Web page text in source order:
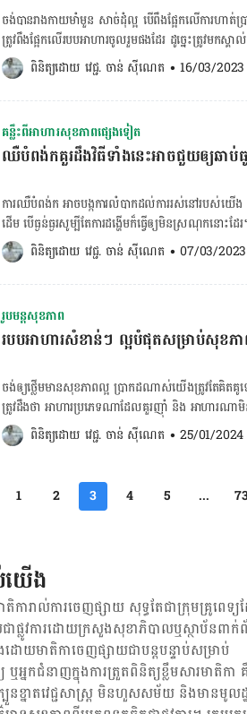
អាហារដែលសម្បូរជាតិសរសៃ និងជាតិទឹក ដែលមានដូចជា៖ ផ្លែឈើ៖ គឺជាប្រភេទអាហារដែលសម្បូរ
សរសៃទាំងប្រភេទសរសៃរលាយ និងមិនរលាយ ល្អសម្រាប់
សំខាន់ជួយសម្រួលដល់បញ្ហាទល់លាមក។ ពពួកផ្លែឈើមានដូចជា
ស្វាយទុំ និង ស្រកានាគជាដើម។ បន្លែ៖ បន្លែមិនខុសគ្នានោះដែរគឺសម្បូរជាតិសរសៃ ដែលយើងគួរញ៉ាំនៅពេល
គ្រាប់ធញ្ញជាតិថ្វីដ្បិតមានជាតិសរសៃដូចគ្នា […]
ចង់បានរាងកាយមាំមួន សាច់ដុំល្អ បើពឹងផ្អែកលើការហា
ត្រូវពឹងផ្អែកលើរបបអាហារចូលរួមផងដែរ ដូច្នេះត្រូវមកស្គាល់របបអា
ចុចទីនេះ! ចង់ពិនិត្យជំងឺមហារីកសុដន់ ចុចទីនេះ! ១.ស៊ុត ស៊ុតជាអាហារដែលសម្បូរទៅដោយប្រូតេអ៊ីន និងខ្លាញ់
សុខភាព លើសពីនោះក៏មានវីតាមីន B មកជាមួយទៀតផង
ជាផ្នែកមួយសំខាន់ជួយបង្កើតការលូតលាស់របស់សាច់ដុំ
សាច់ដុំ។ ញ៉ាំស៊ុតឲ្យបាន១គ្រាប់ក្នុងមួយថ្ងៃ ជួយឲ្យសាច់ដុំរ
ចំណែកជួយបង្កើនការលូតលាស់សាច់ដុំផងដែរ។ ព្រោះសា
ដល់សរសៃឈាម និងបង្កើនការលូតលាស់កោសិកាសាច់ដុំ។
ប្រូតេអ៊ីនក៏ជំនួយការលូតសាច់ដុំផងដែរ។ សាច់ទាំងនោះម
ជាដើម។ ញ៉ាំសាច់ឲ្យបានជាប្រចាំ ជួយបង្កើនការលូត
ស្រស់ ទឹកគោស្រស់សម្បូរទៅដោយប្រូតេអ៊ីន និងវីតាមីនចម្រុះ
ការលូតលាស់បានល្អ។ ការសិក្សាបានបង្ហាញថា ពេលវេល
គ្រាប់អាល់ម៉ុន គ្រាប់ផ្កាឈូករ័ត្ន និង គ្រាប់ល្ពៅជាដើម។ ៦.
ហាត់ប្រាណ ឬហាត់កីឡា […]
ពិនិត្យដោយ វេជ្ជ. ចាន់ ស៊ីណេត • 16/03/2023
គន្លឹះពីអាហារសុខភាពផ្សេងទៀត
ឈឺបំពង់កគួរដឹងវិធីទាំងនេះអាចជួយឲ្យឆាប់
ការឈឺបំពង់ក អាចបង្កការលំបាកដល់ការរស់នៅរបស់យើ
ដើម បើធ្ងន់ធ្ងរសូម្បីតែការដង្ហើមក៏ធ្វើឲ្យមិនស្រណុកនោះដែរ។ ការឈឺក អាចបង្កឡើងដោយមូលហេតុសំខ
ដូចជា ការនិយាយ ឬស្រែកខ្លាំងៗ ការរលាកបំពង់កដោយការ
បណ្ដាលមកពីការរលាកក្រពេញទីរ៉ូអ៊ីតផងដែរ។ ខាងក្រោម
ឈឺបំពង់​ក។​ ចង់គណនារកចង្វាក់បេះដូងលោត ចុចទីនេះ! ចង់ពិនិត្យជំងឺសរសៃឈាមបេះដូង ចុចទីនេះ! ១.ញ៉ាំ
អាចជួយរក្សាសីតុណ្ហភាព ផ្ដល់សំណើមដល់បំពង់ក ថែមទាំងកម្
ផងដែរ។ ម្យ៉ាងទៀតការរក្សាជាតិទឹកក្នុងរាងកាយឲ្យបា
ឧណ្ហៗ ឬ ទឹកអំបិលនោះក៏រួមចំណែកជួយឲ្យឆាប់ជាសះស្បើ
បាន ២ដងក្នុងមួយថ្ងៃ ព្រឹកនិង ល្ងាច។ ប៉ុន្ដែសម្រាប់ក្មេ
៣.ញ៉ាំអាហារទន់ៗ គ្មានជាតិកាត់ គួរជ្រើសរើសអាហារញ៉ាំ
លក្ខណៈទន់ៗ ស្រួលរំលាយ ដូចជាផ្លែចេក ល្ហុងទុំ តាសក់ផ្
ចង់ឲ្យឆាប់បាត់ឈឺក។ អត្ថបទគួរអាន៖ ទម្លាប់​មិន​ល្អ​ទាំង​៦​ បំផ្លាញ​សុខភាព​បេះដូង​​ដោយ​មិន​ដឹង​ខ្លួន​​​​​​​​​​​​​​​​​​​​​​​​​​​​​​​​​​​​​​​​​​​​​​​​​​​​​​​​​​​​ ខ្វះ​​ឈាម​​
ទៅ​ចិញ្ចឹម​បេះដូង […]
ពិនិត្យដោយ វេជ្ជ. ចាន់ ស៊ីណេត • 07/03/2023
រូបមន្តសុខភាព
របបអាហារសំខាន់ៗ ល្អបំផុតសម្រាប់សុខភា
ចង់ឲ្យថ្លើមមានសុខភាពល្អ ប្រាកដណាស់យើងត្រូវតែគិត
ត្រូវដឹងថា អាហារប្រភេទណាដែលគួរញ៉ាំ និង អាហារណា
គុណសម្បត្ដិបំផុតសម្រាប់សុខភាពថ្លើមដែលយើងគួរដឹង។ ចង់គណនារកចង្វាក់បេះដូងលោត ចុចទីនេះ! ចង់
ពិនិត្យជំងឺសរសៃឈាមបេះដូង ចុចទីនេះ! ចង់ពិនិត្យសុខភាពប្រព័ន្ធរំលាយអាហារ ចុចទីនេះ! ចង់ពិនិត្យជំងឺ
សារជាតិចិញ្ចឹមចម្រុះ មានពពួកវីតាមីន ប្រូតេអ៊ីន និង រ៉ែសំខ
នេះមានដូចជា ទំពាំងបាយជូរ ក្រូច ប៊ឺ ល្ហុងទុំ ស្វាយទុំ តាស
កម្ចាត់ខ្លាញ់អាក្រក់ពីសរសៃឈាម។ គ្រាប់ធញ្ញជាតិ ដែល
ផ្ដល់អត្ថប្រយោជន៍ដល់សុខភាពថ្លើមទាំងអស់។ តួយ៉ាងដូចជា
និង​ស្វាយចន្ទីលីងជាដើម។ ៣.ខ្លាញ់ត្រី យើងក៏បានដឹងខ្លះ
ល្អបំផុតសម្រាប់សុខភាពរាងកាយ ពិសេសគឺសុខភាពថ្លើមត
ពិនិត្យដោយ វេជ្ជ. ចាន់ ស៊ីណេត • 25/01/2024
1 2 3 4 5 ...
យើង
ការាល់ការចេញផ្សាយ សុទ្ធតែជា​ក្រុម​គ្រូពេទ្
ផ្លូវការ​ដោយ​ក្រសួងសុខាភិបាលឬស្ថាប័ន​ពាក់ព័ន្
យ​មាតិកា​ចេញផ្សាយជាបន្តបន្ទាប់សម្រាប់
នក​ជំនាញ​ក្នុងការ​ត្រួតពិនិត្យ​ខ្លឹមសារ​មាតិកា
នខ្នាតវេជ្ជសាស្ត្រ មិនហួសសម័យ និង​មានមូលដ្